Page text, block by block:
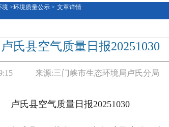
境 >环境质量公示 > 文章详情
卢氏县空气质量日报20251030
来源:三门峡市生态环境局卢氏分局
卢氏县空气质量日报20251030